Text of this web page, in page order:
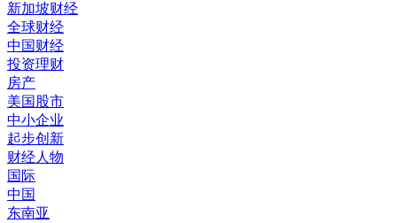
新加坡财经
全球财经
中国财经
投资理财
房产
美国股市
中小企业
起步创新
财经人物
国际
中国
东南亚